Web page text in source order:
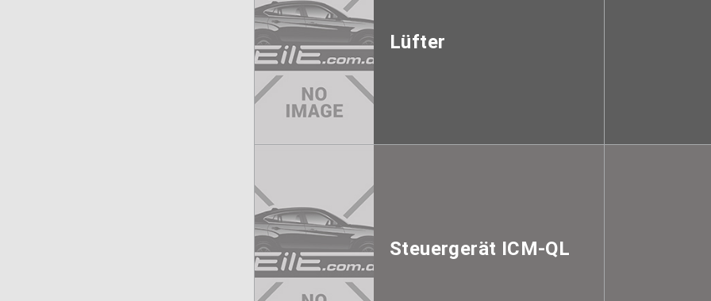
Lüfter
Steuergerät ICM-QL